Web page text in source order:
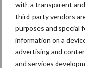
with a transparent
third-party vendors
purposes and special
information on a
advertising and
and services
concurrerend is met
Bron:Agrifirm
Aanbevolen